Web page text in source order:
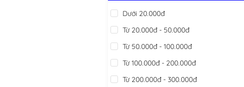
Dưới 20.000đ
Từ 20.000đ - 50.000đ
Từ 50.000đ - 100.000đ
Từ 100.000đ - 200.000đ
Từ 200.000đ - 300.000đ